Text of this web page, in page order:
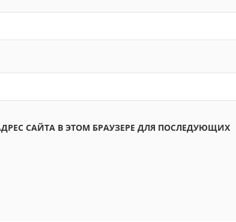
САЙТА В ЭТОМ БРАУЗЕРЕ ДЛЯ ПОСЛЕДУЮЩИХ